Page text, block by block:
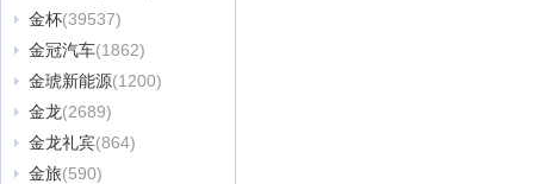
金杯(39537)
金冠汽车(1862)
金琥新能源(1200)
金龙(2689)
金龙礼宾(864)
金旅(590)